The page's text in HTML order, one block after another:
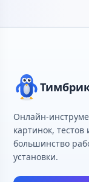
Онлайн-
картинок,
большинство
установки.